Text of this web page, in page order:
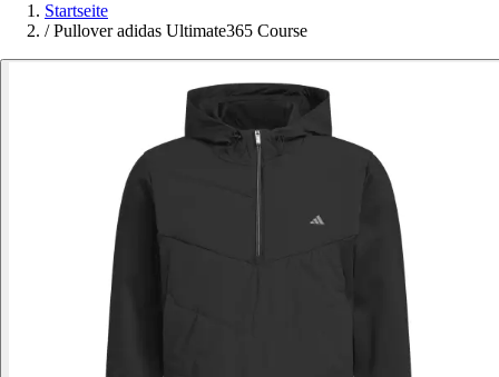
Startseite
/ Pullover adidas Ultimate365 Course